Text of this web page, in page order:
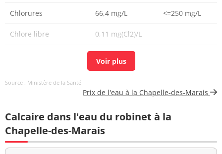
Chlorures 66,4 mg/L <=250 mg/L
Chlore libre 0,11 mg(Cl2)/L
0,23 mg(Cl2)/L
total
Couleur (qualitatif)
Aucun
anormal
Source : Ministère de la Santé
Prix de l'eau à la Chapelle-des-Marais
Calcaire dans l'eau du robinet à la
Chapelle-des-Marais